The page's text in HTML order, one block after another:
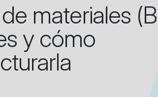
materiales
y cómo